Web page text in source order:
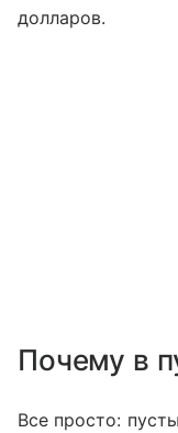
долларов.
Почему в
Все просто: